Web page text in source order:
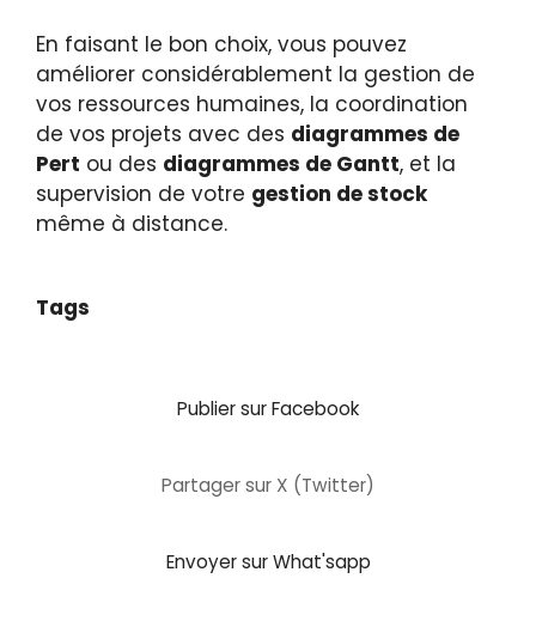
En faisant le bon choix, vous pouvez
améliorer considérablement la gestion de
vos ressources humaines, la coordination
de vos projets avec des diagrammes de
Pert ou des diagrammes de Gantt, et la
supervision de votre gestion de stock
même à distance.
Tags
Publier sur Facebook
Partager sur X (Twitter)
Envoyer sur What'sapp